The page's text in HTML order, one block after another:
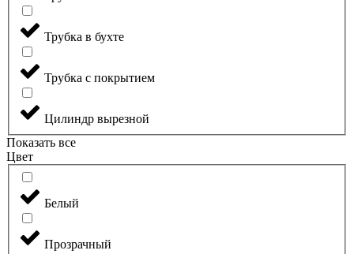
Трубка в бухте
Трубка с покрытием
Цилиндр вырезной
Показать все
Цвет
Белый
Прозрачный